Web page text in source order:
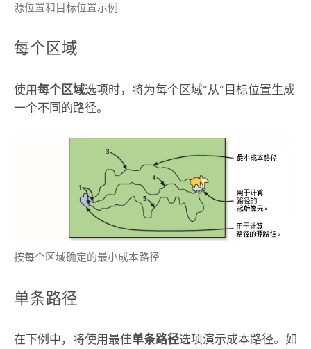
源位置和目标位置示例
每个区域
使用每个区域选项时，将为每个区域“从”目标位置生成
一个不同的路径。
按每个区域确定的最小成本路径
单条路径
在下例中，将使用最佳单条路径选项演示成本路径。如